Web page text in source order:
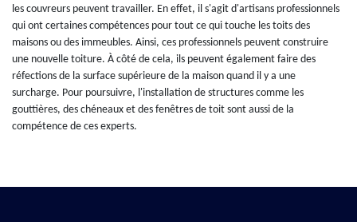
les couvreurs peuvent travailler. En effet, il s'agit d'artisans professionnels
qui ont certaines compétences pour tout ce qui touche les toits des
maisons ou des immeubles. Ainsi, ces professionnels peuvent construire
une nouvelle toiture. À côté de cela, ils peuvent également faire des
réfections de la surface supérieure de la maison quand il y a une
surcharge. Pour poursuivre, l'installation de structures comme les
gouttières, des chéneaux et des fenêtres de toit sont aussi de la
compétence de ces experts.